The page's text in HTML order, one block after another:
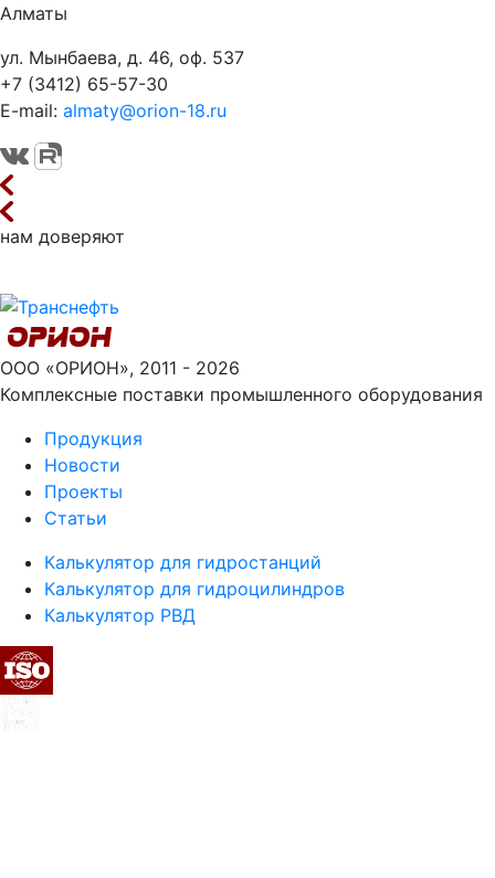
Алматы
ул. Мынбаева, д. 46, оф. 537
+7 (3412) 65-57-30
E-mail: almaty@orion-18.ru
нам доверяют
ООО «ОРИОН», 2011 - 2026
Комплексные поставки промышленного оборудования
Продукция
Новости
Проекты
Статьи
Калькулятор для гидростанций
Калькулятор для гидроцилиндров
Калькулятор РВД